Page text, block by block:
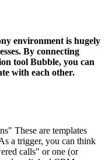
environment is hugely
By connecting
tool Bubble, you can
with each other.
These are templates
a trigger, you can think
calls" or one (or